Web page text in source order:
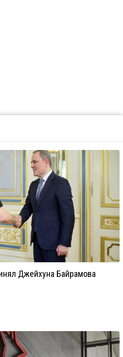
Джейхуна Байрамова